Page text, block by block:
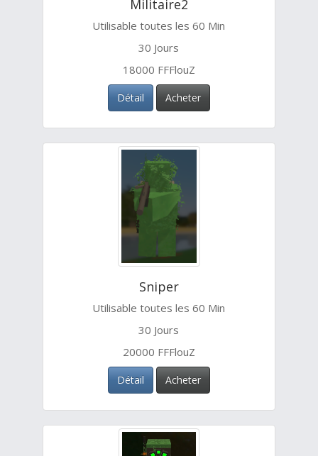
Militaire2
Utilisable toutes les 60 Min
30 Jours
18000 FFFlouZ
Détail Acheter
Sniper
Utilisable toutes les 60 Min
30 Jours
20000 FFFlouZ
Détail Acheter